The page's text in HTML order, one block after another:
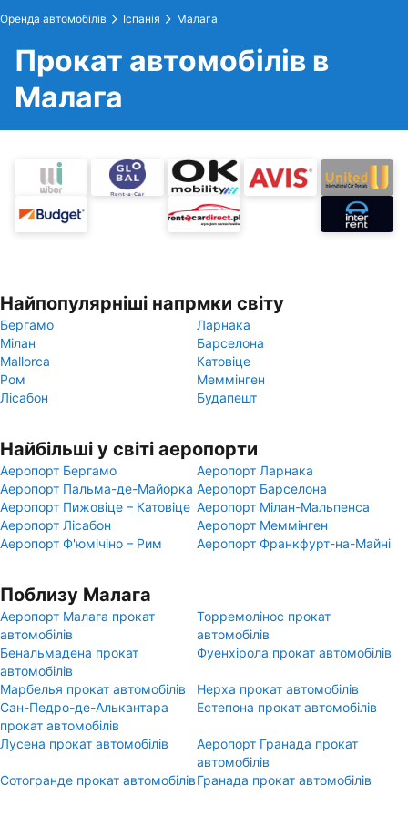
Оренда автомобілів Іспанія Малага
Прокат автомобілів в
Малага
Найпопулярніші напрмки світу
Бергамо
Ларнака
Мілан
Барселона
Mallorca
Катовіце
Ром
Меммінген
Лісабон
Будапешт
Найбільші у світі аеропорти
Аеропорт Бергамо
Аеропорт Ларнака
Аеропорт Пальма-де-Майорка Аеропорт Барселона
Аеропорт Пижовіце – Катовіце Аеропорт Мілан-Мальпенса
Аеропорт Лісабон
Аеропорт Меммінген
Аеропорт Ф'юмічіно – Рим
Аеропорт Франкфурт-на-Майні
Поблизу Малага
Аеропорт Малага прокат
автомобілів
Торремолінос прокат
автомобілів
Бенальмадена прокат
автомобілів
Фуенхірола прокат автомобілів
Марбелья прокат автомобілів
Нерха прокат автомобілів
Сан-Педро-де-Алькантара
прокат автомобілів
Естепона прокат автомобілів
Лусена прокат автомобілів
Аеропорт Гранада прокат
автомобілів
Сотогранде прокат автомобілівГранада прокат автомобілів